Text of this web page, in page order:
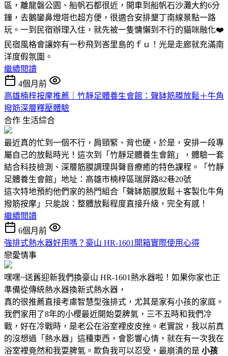
區，離龍磐公園、船帆石都很近，開車到船帆石沙灘大約6分
鐘，去鵝鑾鼻燈塔也超方便，很適合安排墾丁南線景點一路
玩。一到民宿辦理入住，就先被一隻慵懶到不行的貓咪融化❤️
民宿風格會讓妳有一秒飛到峇里島的ｆｕ！光是走廊就充滿南
洋度假氛圍。
繼續閱讀
4個月前
高雄楠梓按摩推薦｜竹靜足體養生會館：聲缽筋膜放鬆＋牛角
撥筋深層釋壓體驗
合作 生活綜合
最近真的忙到一個不行，肩頸緊、背也硬，於是，安排一段專
屬自己的放鬆時光！這次到「竹靜足體養生會館」，體驗一套
結合科技檢測、深層筋膜調理與聲音療癒的特色課程。「竹靜
足體養生會館」地址：高雄市楠梓區瑞屏路82巷20號
這次特地預約他們家的熱門組合「聲缽筋膜放鬆＋客製化牛角
撥筋按摩」只能說：整體放鬆程度直接升級，完全有感！
繼續閱讀
6個月前
強排式熱水器好用嗎？豪山 HR-1601開箱實際使用心得
戀愛情事
嘿嘿~送舊迎新我們換豪山 HR-1601熱水器啦！如果你家也正
準備從傳統熱水器換新式熱水器，
真的很推薦直接考慮智慧型強排式，尤其是家有小孩的家庭。
我們家用了8年的小櫻最近開始耍脾氣，三不五時和我們冷
戰，好在冷戰時，是老公在浴室裡皮皮挫。老實說，我以前真
的沒想過「熱水器」這種東西，會影響心情，就在有一次我在
浴室裡竟然和我耍脾氣。欺負我可以忍受，最崩潰的是 小孩